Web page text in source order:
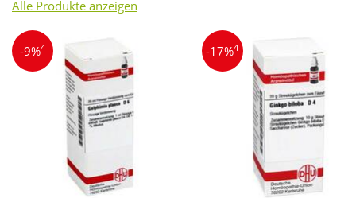
Alle Produkte anzeigen
-9%4 -17%4